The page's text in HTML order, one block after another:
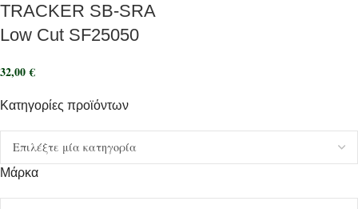
Κατηγορίες προϊόντων
Μάρκα
TRACKER SB-SRA
Low Cut SF25050
32,00€